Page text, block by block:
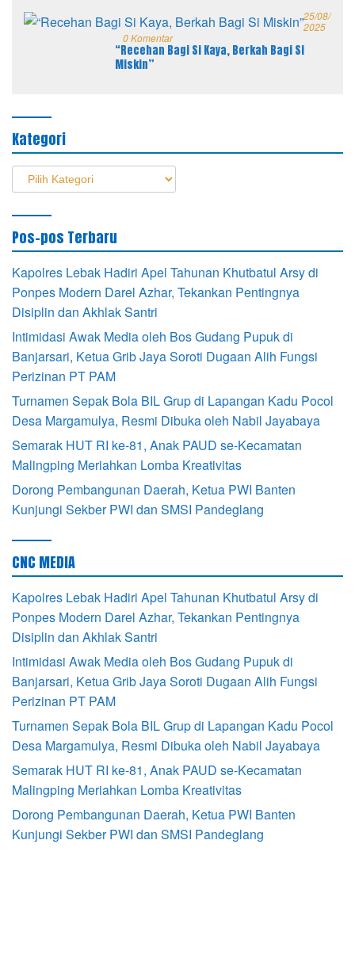
25/08/
2025
0 Komentar
“Recehan Bagi Si Kaya, Berkah Bagi Si
Miskin”
Kategori
Kategori
Pos-pos Terbaru
Kapolres Lebak Hadiri Apel Tahunan Khutbatul Arsy di
Ponpes Modern Darel Azhar, Tekankan Pentingnya
Disiplin dan Akhlak Santri
Intimidasi Awak Media oleh Bos Gudang Pupuk di
Banjarsari, Ketua Grib Jaya Soroti Dugaan Alih Fungsi
Perizinan PT PAM
Turnamen Sepak Bola BIL Grup di Lapangan Kadu Pocol
Desa Margamulya, Resmi Dibuka oleh Nabil Jayabaya
Semarak HUT RI ke-81, Anak PAUD se-Kecamatan
Malingping Meriahkan Lomba Kreativitas
Dorong Pembangunan Daerah, Ketua PWI Banten
Kunjungi Sekber PWI dan SMSI Pandeglang
CNC MEDIA
Kapolres Lebak Hadiri Apel Tahunan Khutbatul Arsy di
Ponpes Modern Darel Azhar, Tekankan Pentingnya
Disiplin dan Akhlak Santri
Intimidasi Awak Media oleh Bos Gudang Pupuk di
Banjarsari, Ketua Grib Jaya Soroti Dugaan Alih Fungsi
Perizinan PT PAM
Turnamen Sepak Bola BIL Grup di Lapangan Kadu Pocol
Desa Margamulya, Resmi Dibuka oleh Nabil Jayabaya
Semarak HUT RI ke-81, Anak PAUD se-Kecamatan
Malingping Meriahkan Lomba Kreativitas
Dorong Pembangunan Daerah, Ketua PWI Banten
Kunjungi Sekber PWI dan SMSI Pandeglang